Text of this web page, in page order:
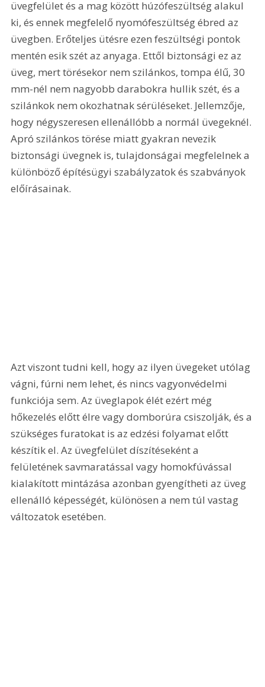
üvegfelület és a mag között húzófeszültség alakul
ki, és ennek megfelelő nyomófeszültség ébred az
üvegben. Erőteljes ütésre ezen feszültségi pontok
mentén esik szét az anyaga. Ettől biztonsági ez az
üveg, mert törésekor nem szilánkos, tompa élű, 30
mm-nél nem nagyobb darabokra hullik szét, és a
szilánkok nem okozhatnak sérüléseket. Jellemzője,
hogy négyszeresen ellenállóbb a normál üvegeknél.
Apró szilánkos törése miatt gyakran nevezik
biztonsági üvegnek is, tulajdonságai megfelelnek a
különböző építésügyi szabályzatok és szabványok
előírásainak.
Azt viszont tudni kell, hogy az ilyen üvegeket utólag
vágni, fúrni nem lehet, és nincs vagyonvédelmi
funkciója sem. Az üveglapok élét ezért még
hőkezelés előtt élre vagy domborúra csiszolják, és a
szükséges furatokat is az edzési folyamat előtt
készítik el. Az üvegfelület díszítéseként a
felületének savmaratással vagy homokfúvással
kialakított mintázása azonban gyengítheti az üveg
ellenálló képességét, különösen a nem túl vastag
változatok esetében.